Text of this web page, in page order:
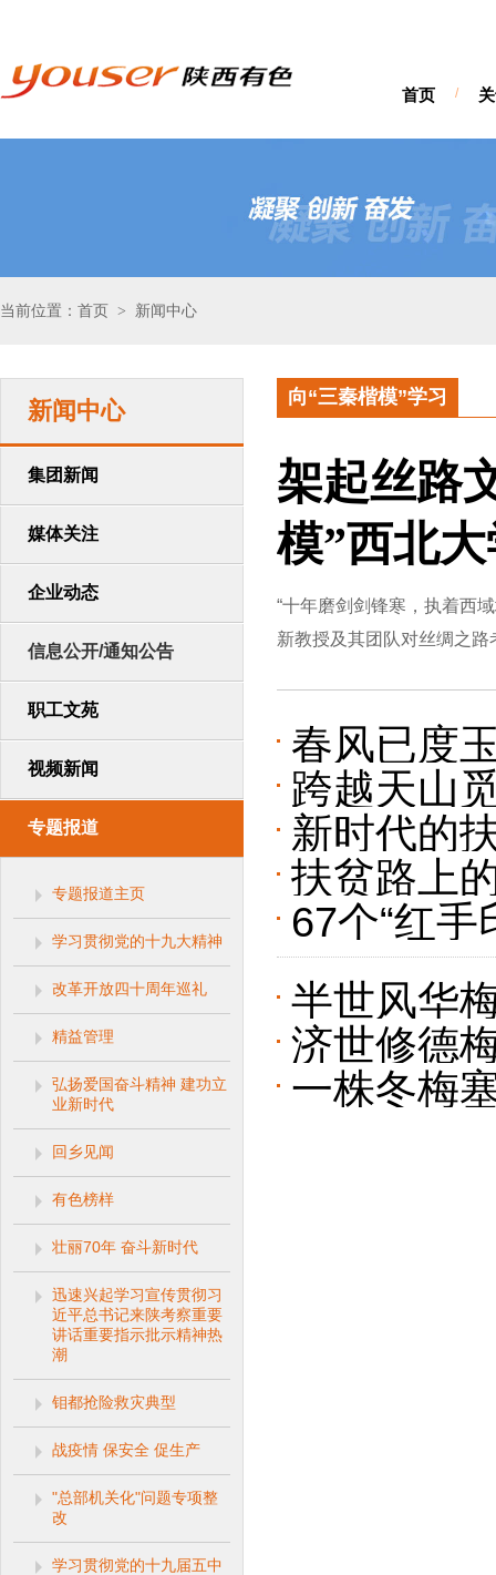
首页 /
当前位置：首页 > 新闻中心
新闻中心
集团新闻
媒体关注
企业动态
信息公开/通知公告
职工文苑
视频新闻
专题报道
专题报道主页
学习贯彻党的十九大精神
改革开放四十周年巡礼
精益管理
弘扬爱国奋斗精神 建功立
业新时代
回乡见闻
有色榜样
壮丽70年 奋斗新时代
迅速兴起学习宣传贯彻习
近平总书记来陕考察重要
讲话重要指示批示精神热
潮
钼都抢险救灾典型
战疫情 保安全 促生产
"总部机关化"问题专项整
改
学习贯彻党的十九届五中
向“三秦楷模”学习
架起丝路
模”西北
“十年磨剑剑锋寒，执着西
新教授及其团队对丝绸之
春风已度
大学中亚
跨越天山
大学中亚
新时代的
模”张雷威
扶贫路上
模”张雷威
67个“红
秦楷模”张
半世风华
梅系列报
济世修德
梅系列报
一株冬梅